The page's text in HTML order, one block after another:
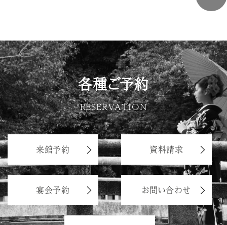
各種ご予約
RESERVATION
来館予約 資料請求
宴会予約 お問い合わせ